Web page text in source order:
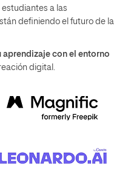
a las
definiendo el futuro de la
aprendizaje con el entorno
digital.